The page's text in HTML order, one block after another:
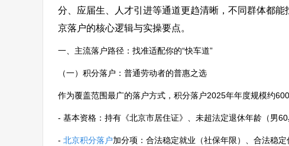
分、应届生、人才引进等通道更趋清晰，不同群体都
京落户的核心逻辑与实操要点。
一、主流落户路径：找准适配你的“快车道”
（一）积分落户：普通劳动者的普惠之选
作为覆盖范围最广的落户方式，积分落户2025年年度规模约
- 基本资格：持有《北京市居住证》、未超法定退休年龄（男
- 北京积分落户加分项：合法稳定就业（社保年限）、合法稳